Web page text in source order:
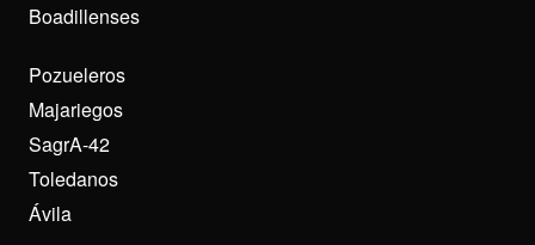
Boadillenses
Pozueleros
Majariegos
SagrA-42
Toledanos
Ávila